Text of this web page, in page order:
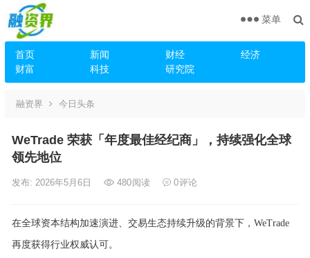
首页 新闻 财经
经济
财富
科技 研究院
菜单
融资界 今日头条
WeTrade 荣获「年度最佳经纪商」，持续强化全球
领先地位
发布: 2026年5月6日 480阅读 0评论
在全球资本结构加速演进、交易生态持续升级的背景下，WeTrade
再度获得行业权威认可。